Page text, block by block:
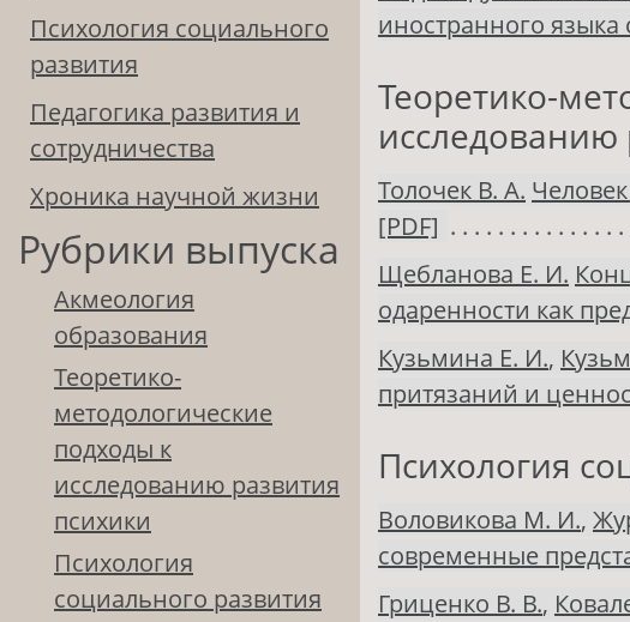
Психология социального
развития
Педагогика развития и
сотрудничества
Хроника научной жизни
Рубрики выпуска
Акмеология
образования
Теоретико-
методологические
подходы к
исследованию развития
психики
Психология
социального развития
иностранного языка
Теоретико-
исследованию
Толочек В. А.
[PDF]
Щебланова Е. И.
одаренности как
Кузьмина Е. И.,
притязаний и
Психология
Воловикова М. И.,
современные
Гриценко В. В.,